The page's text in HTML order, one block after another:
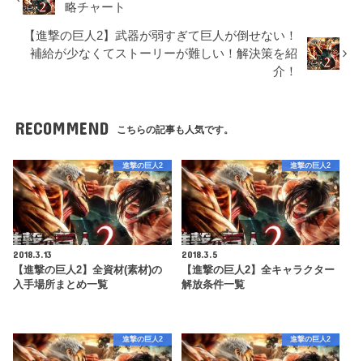
略チャート
【進撃の巨人2】武器が弱すぎて巨人が倒せない！
補給が少なくてストーリーが難しい！解決策を紹
介！
RECOMMEND こちらの記事も人気です。
進撃の巨人2
2018.3.13
【進撃の巨人2】全資材(素材)の
入手場所まとめ一覧
進撃の巨人2
2018.3.5
【進撃の巨人2】全キャラクター
解放条件一覧
進撃の巨人2 進撃の巨人2